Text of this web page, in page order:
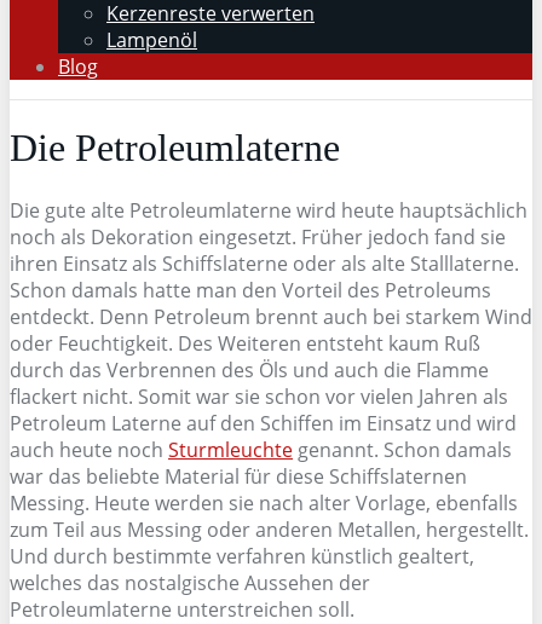
Kerzenreste verwerten
Lampenöl
Blog
Die Petroleumlaterne
Die gute alte Petroleumlaterne wird heute hauptsächlich
noch als Dekoration eingesetzt. Früher jedoch fand sie
ihren Einsatz als Schiffslaterne oder als alte Stalllaterne.
Schon damals hatte man den Vorteil des Petroleums
entdeckt. Denn Petroleum brennt auch bei starkem Wind
oder Feuchtigkeit. Des Weiteren entsteht kaum Ruß
durch das Verbrennen des Öls und auch die Flamme
flackert nicht. Somit war sie schon vor vielen Jahren als
Petroleum Laterne auf den Schiffen im Einsatz und wird
auch heute noch Sturmleuchte genannt. Schon damals
war das beliebte Material für diese Schiffslaternen
Messing. Heute werden sie nach alter Vorlage, ebenfalls
zum Teil aus Messing oder anderen Metallen, hergestellt.
Und durch bestimmte verfahren künstlich gealtert,
welches das nostalgische Aussehen der
Petroleumlaterne unterstreichen soll.